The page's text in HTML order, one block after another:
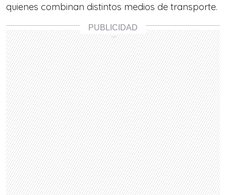
quienes combinan distintos medios de transporte.